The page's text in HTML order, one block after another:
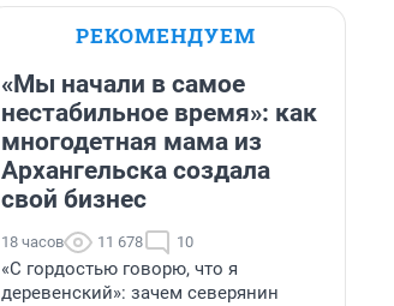
РЕКОМЕНДУЕМ
«Мы начали в самое
нестабильное время»: как
многодетная мама из
Архангельска создала
свой бизнес
18 часов 11 678 10
«С гордостью говорю, что я
деревенский»: зачем северянин